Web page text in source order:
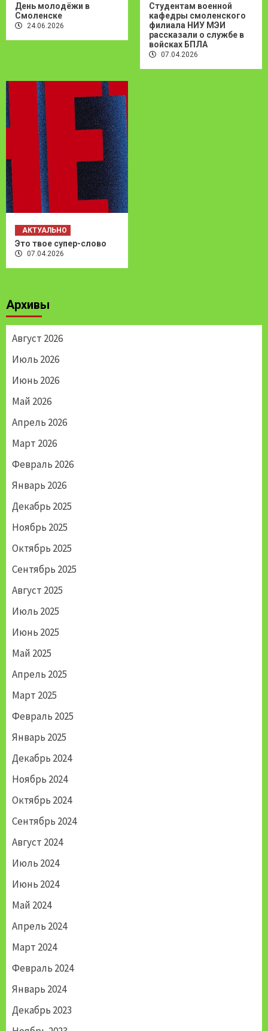
День молодёжи в
Смоленске
24.06.2026
Студентам военной
кафедры смоленского
филиала НИУ МЭИ
рассказали о службе в
войсках БПЛА
07.04.2026
АКТУАЛЬНО
Это твое супер-слово
07.04.2026
Архивы
Август 2026
Июль 2026
Июнь 2026
Май 2026
Апрель 2026
Март 2026
Февраль 2026
Январь 2026
Декабрь 2025
Ноябрь 2025
Октябрь 2025
Сентябрь 2025
Август 2025
Июль 2025
Июнь 2025
Май 2025
Апрель 2025
Март 2025
Февраль 2025
Январь 2025
Декабрь 2024
Ноябрь 2024
Октябрь 2024
Сентябрь 2024
Август 2024
Июль 2024
Июнь 2024
Май 2024
Апрель 2024
Март 2024
Февраль 2024
Январь 2024
Декабрь 2023